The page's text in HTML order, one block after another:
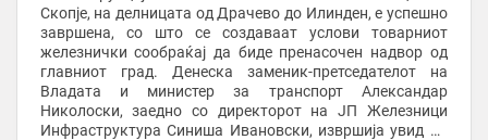
Скопје, на делницата од Драчево до Илинден, е успешно
завршена, со што се создаваат услови товарниот
железнички сообраќај да биде пренасочен надвор од
главниот град. Денеска заменик-претседателот на
Владата и министер за транспорт Александар
Николоски, заедно со директорот на ЈП Железници
Инфраструктура Синиша Ивановски, извршија увид на